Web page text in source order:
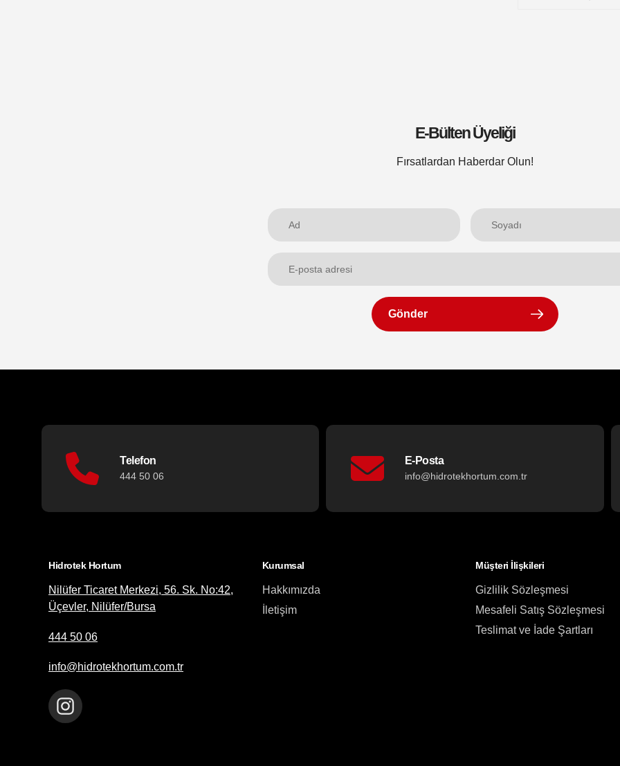
E-Bülten Üyeliği
Fırsatlardan Haberdar Olun!
Gönder
Telefon
444 50 06
E-Posta
info@hidrotekhortum.com.tr
Hidrotek Hortum
Nilüfer Ticaret Merkezi, 56. Sk. No:42,
Üçevler, Nilüfer/Bursa
444 50 06
info@hidrotekhortum.com.tr
Instagram
Kurumsal
Hakkımızda
İletişim
Müşteri İlişkileri
Gizlilik Sözleşmesi
Mesafeli Satış Sözleşmesi
Teslimat ve İade Şartları